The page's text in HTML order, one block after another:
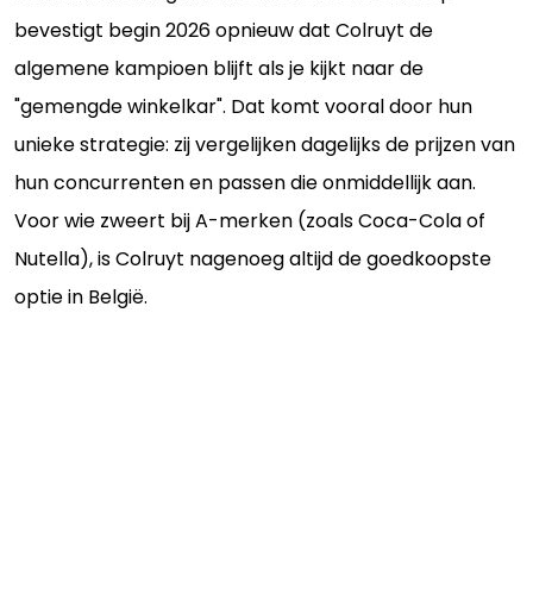
bevestigt begin 2026 opnieuw dat Colruyt de
algemene kampioen blijft als je kijkt naar de
"gemengde winkelkar". Dat komt vooral door hun
unieke strategie: zij vergelijken dagelijks de prijzen van
hun concurrenten en passen die onmiddellijk aan.
Voor wie zweert bij A-merken (zoals Coca-Cola of
Nutella), is Colruyt nagenoeg altijd de goedkoopste
optie in België.